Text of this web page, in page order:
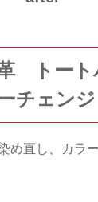
トート
チェン
め直し、カラ